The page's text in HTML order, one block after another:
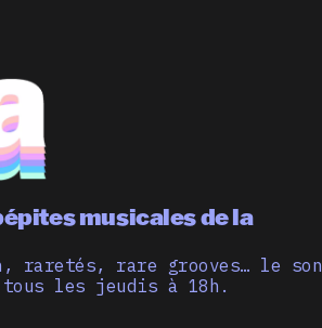
musicales de la
raretés, rare grooves… le son
les jeudis à 18h.